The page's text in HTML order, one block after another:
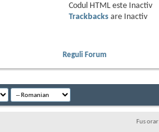
Codul HTML este
Inactiv
Trackbacksare
Inactiv
Reguli Forum
Fus